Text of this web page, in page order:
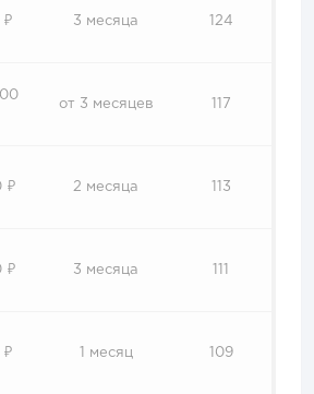
₽ 3 месяца 124
от 3 месяцев 117
₽ 2 месяца 113
₽ 3 месяца
₽ 1 месяц 109